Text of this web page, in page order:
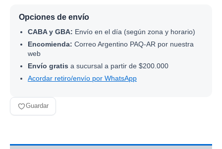
Opciones de envío
CABA y GBA: Envío en el día (según zona y horario)
Encomienda: Correo Argentino PAQ-AR por nuestra
web
Envío gratis a sucursal a partir de $200.000
Acordar retiro/envío por WhatsApp
Guardar